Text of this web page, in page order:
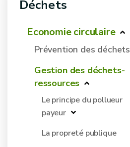
Déchets
Economie circulaire
Prévention des déchets
Gestion des déchets-
ressources
Le principe du pollueur
payeur
La propreté publique